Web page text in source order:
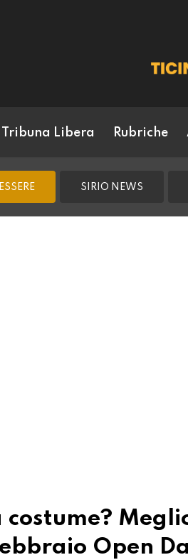
Tribuna Libera Rubriche
SIRIO NEWS
costume?
Open